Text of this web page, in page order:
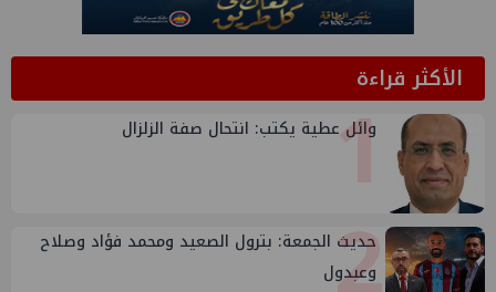
الأكثر قراءة1
وائل عطية يكتب: انتحال صفة الزلزال
حديث الجمعة: بترول الصعيد ومحمد فؤاد وصلاح
وعبدول